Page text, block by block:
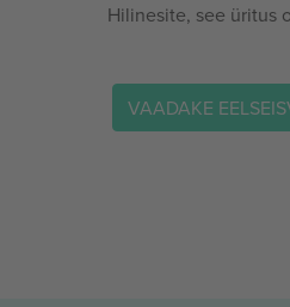
Hilinesite, see üritus
VAADAKE